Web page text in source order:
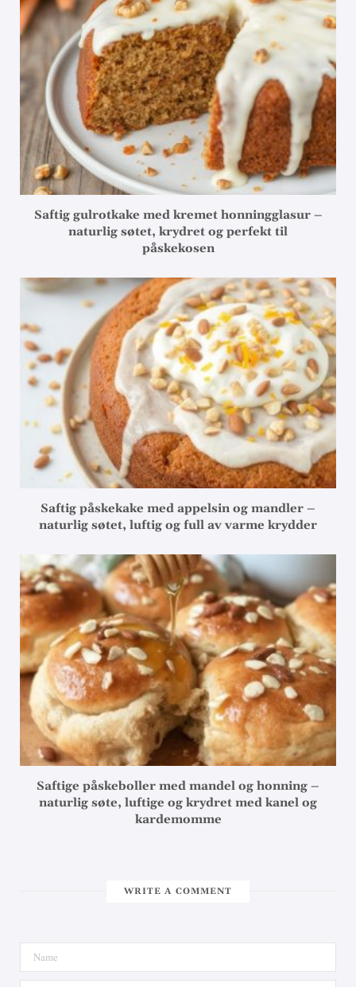
Saftig gulrotkake med kremet honningglasur –
naturlig søtet, krydret og perfekt til
påskekosen
Saftig påskekake med appelsin og mandler –
naturlig søtet, luftig og full av varme krydder
Saftige påskeboller med mandel og honning –
naturlig søte, luftige og krydret med kanel og
kardemomme
WRITE A COMMENT